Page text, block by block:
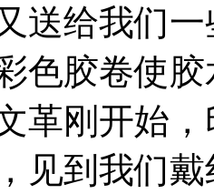
送给我们
色胶卷使
革刚开始
见到我们